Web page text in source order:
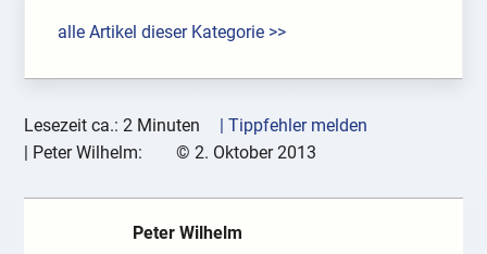
alle Artikel dieser Kategorie >>
Lesezeit ca.: 2 Minuten
| Tippfehler melden
Peter Wilhelm: © 2. Oktober 2013
Peter Wilhelm